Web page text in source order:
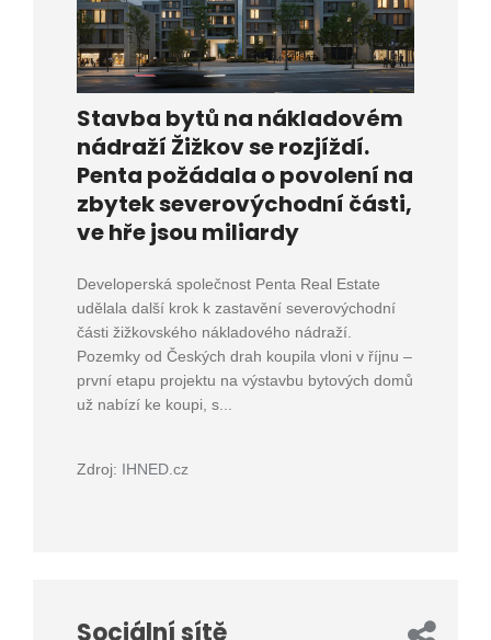
Stavba bytů na nákladovém
nádraží Žižkov se rozjíždí.
Penta požádala o povolení na
zbytek severovýchodní části,
ve hře jsou miliardy
Developerská společnost Penta Real Estate
udělala další krok k zastavění severovýchodní
části žižkovského nákladového nádraží.
Pozemky od Českých drah koupila vloni v říjnu –
první etapu projektu na výstavbu bytových domů
už nabízí ke koupi, s...
Zdroj: IHNED.cz
Sociální sítě